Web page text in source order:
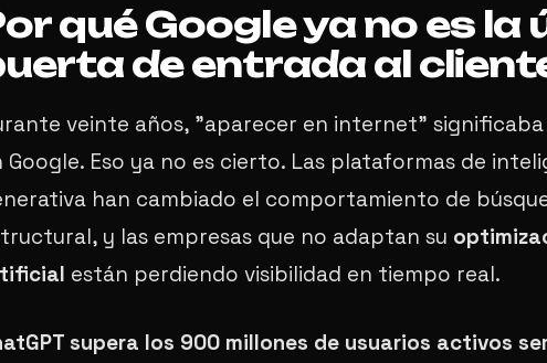
qué Google ya no es la
de entrada al
veinte años, "aparecer en internet" significaba
Google. Eso ya no es cierto. Las plataformas de
han cambiado el comportamiento de
y las empresas que no adaptan su
están perdiendo visibilidad en tiempo real.
supera los 900 millones de usuarios activos